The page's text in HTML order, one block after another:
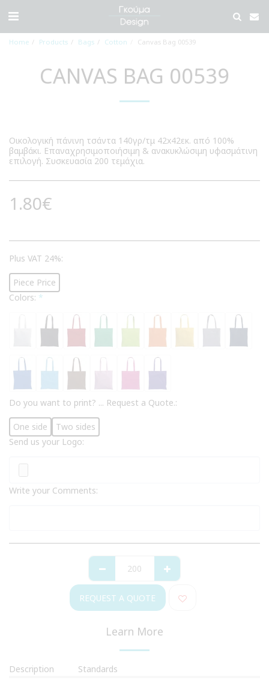
Home Products Bags Cotton Canvas Bag 00539
CANVAS BAG 00539
Οικολογική πάνινη τσάντα 140γρ/τμ 42x42εκ. από 100%
βαμβάκι. Επαναχρησιμοποιήσιμη & ανακυκλώσιμη υφασμάτινη
επιλογή. Συσκευασία 200 τεμάχια.
1.80€
Plus VAT 24%:
Piece Price
Colors: *
Do you want to print? ... Request a Quote.:
One side
Two sides
Send us your Logo:
Write your Comments:
REQUEST A QUOTE
Learn More
Description Standards